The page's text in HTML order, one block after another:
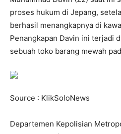
proses hukum di Jepang,
berhasil menangkapnya di
Penangkapan Davin ini terjadi
sebuah toko barang mewah
Source : KlikSoloNews
Departemen Kepolisian